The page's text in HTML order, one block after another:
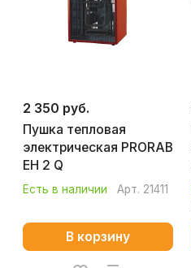
2 350 руб.
Пушка тепловая
электрическая PRORAB
EH 2 Q
Есть в наличии Арт. 21411
В корзину